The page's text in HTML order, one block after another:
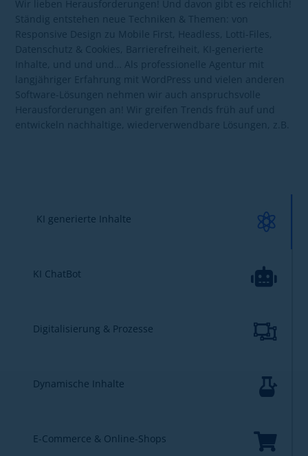
Wir lieben Herausforderungen! Und davon gibt es reichlich!
Ständig entstehen neue Techniken & Themen: von
Responsive Design zu Mobile First, Headless, Lotti-Files,
Datenschutz & Cookies, Barrierefreiheit, KI-generierte
Inhalte, und und und… Als professionelle Agentur mit
langjähriger Erfahrung mit WordPress und vielen anderen
Software-Lösungen nehmen wir auch anspruchsvolle
Herausforderungen an! Wir greifen Trends früh auf und
entwickeln nachhaltige, wiederverwendbare Lösungen, z.B.

KI generierte Inhalte

KI ChatBot

Digitalisierung & Prozesse

Dynamische Inhalte

E-Commerce & Online-Shops